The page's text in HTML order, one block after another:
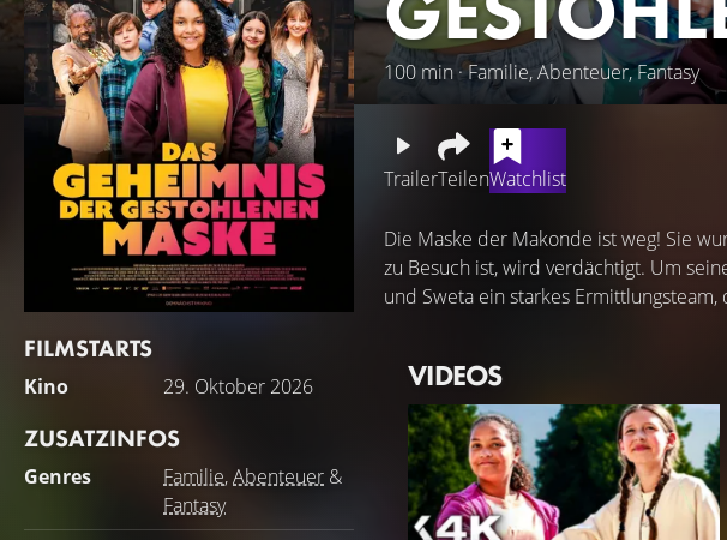
100 min · Familie, Abenteuer, Fantasy
FILMSTARTS
Kino 29. Oktober 2026
ZUSATZINFOS
Genres Familie,Abenteuer &
Fantasy
TrailerTeilenWatchlist
Die Maske der Makonde ist weg! Sie
zu Besuch ist, wird verdächtigt. Um
und Sweta ein starkes
VIDEOS